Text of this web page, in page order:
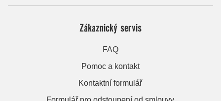
Zákaznický servis
FAQ
Pomoc a kontakt
Kontaktní formulář